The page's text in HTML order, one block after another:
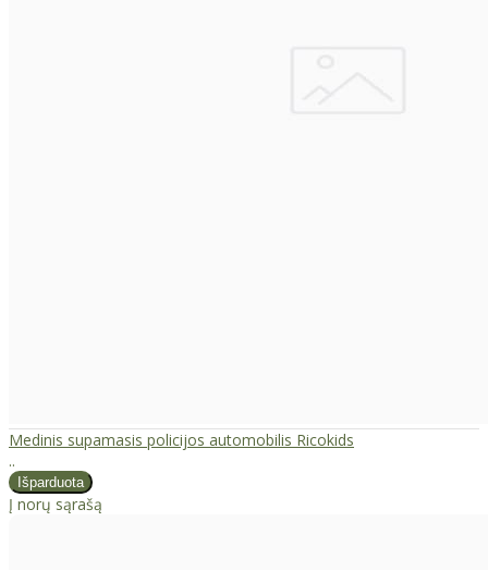
Medinis supamasis policijos automobilis Ricokids
..
Į norų sąrašą